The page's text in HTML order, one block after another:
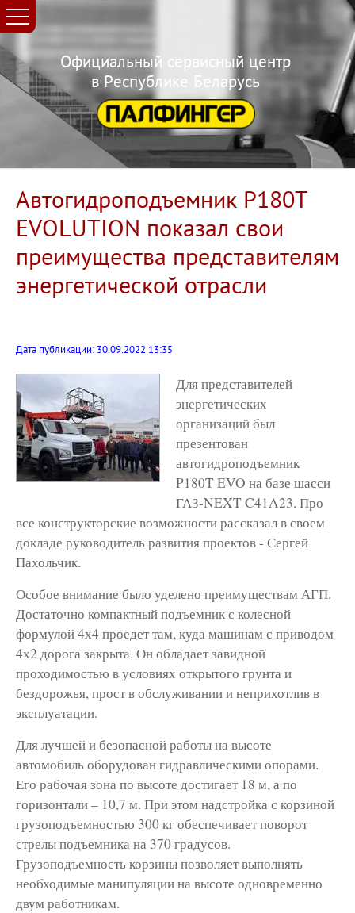
Официальный сервисный центр
в Республике Беларусь
Автогидроподъемник P180T
EVOLUTION показал свои
преимущества представителям
энергетической отрасли
Дата публикации: 30.09.2022 13:35
Для представителей
энергетических
организаций был
презентован
автогидроподъемник
P180T EVO на базе шасси
ГАЗ-NEXT C41A23. Про
все конструкторские возможности рассказал в своем
докладе руководитель развития проектов - Сергей
Пахольчик.
Особое внимание было уделено преимуществам АГП.
Достаточно компактный подъемник с колесной
формулой 4х4 проедет там, куда машинам с приводом
4х2 дорога закрыта. Он обладает завидной
проходимостью в условиях открытого грунта и
бездорожья, прост в обслуживании и неприхотлив в
эксплуатации.
Для лучшей и безопасной работы на высоте
автомобиль оборудован гидравлическими опорами.
Его рабочая зона по высоте достигает 18 м, а по
горизонтали – 10,7 м. При этом надстройка с корзиной
грузоподъемностью 300 кг обеспечивает поворот
стрелы подъемника на 370 градусов.
Грузоподъемность корзины позволяет выполнять
необходимые манипуляции на высоте одновременно
двум работникам.